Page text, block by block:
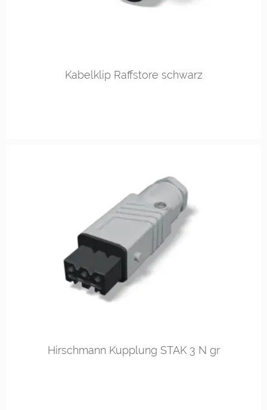
Kabelklip Raffstore schwarz
Hirschmann Kupplung STAK 3 N gr